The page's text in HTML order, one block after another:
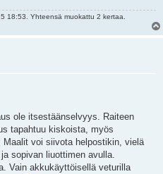
18:53. Yhteensä muokattu 2 kertaa.
ole itsestäänselvyys. Raiteen
tapahtuu kiskoista, myös
voi siivota helpostikin, vielä
sopivan liuottimen avulla.
Vain akkukäyttöisellä veturilla